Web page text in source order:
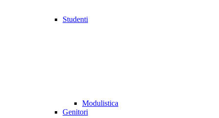
Studenti
Modulistica
Genitori